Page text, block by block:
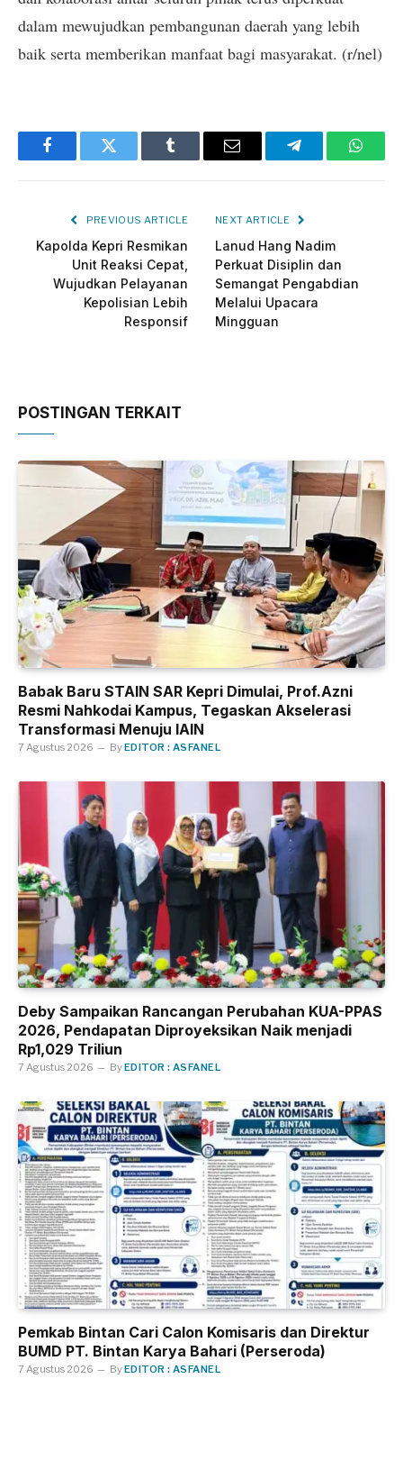
dalam mewujudkan pembangunan daerah yang lebih
baik serta memberikan manfaat bagi masyarakat. (r/nel)
FacebookTwitter Tumblr Email Telegram
PREVIOUS ARTICLE
Kapolda Kepri Resmikan
Unit Reaksi Cepat,
Wujudkan Pelayanan
Kepolisian Lebih
Responsif
NEXT ARTICLE
Lanud Hang Nadim
Perkuat Disiplin dan
Semangat Pengabdian
Melalui Upacara
Mingguan
POSTINGAN TERKAIT
Babak Baru STAIN SAR Kepri Dimulai, Prof.Azni
Resmi Nahkodai Kampus, Tegaskan Akselerasi
Transformasi Menuju IAIN
7 Agustus 2026 ByEDITOR : ASFANEL
Deby Sampaikan Rancangan Perubahan KUA-PPAS
2026, Pendapatan Diproyeksikan Naik menjadi
Rp1,029 Triliun
7 Agustus 2026 ByEDITOR : ASFANEL
Pemkab Bintan Cari Calon Komisaris dan Direktur
BUMD PT. Bintan Karya Bahari (Perseroda)
7 Agustus 2026 ByEDITOR : ASFANEL